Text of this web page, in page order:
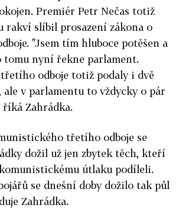
Premiér Petr Nečas totiž
rakví slíbil prosazení zákona o
"Jsem tím hluboce potěšen a
tomu nyní řekne parlament.
odboje totiž podaly i dvě
ale v parlamentu to vždycky o pár
říká Zahrádka.
třetího odboje se
dožil už jen zbytek těch, kteří
útlaku podíleli.
se dnešní doby dožilo tak půl
Zahrádka.